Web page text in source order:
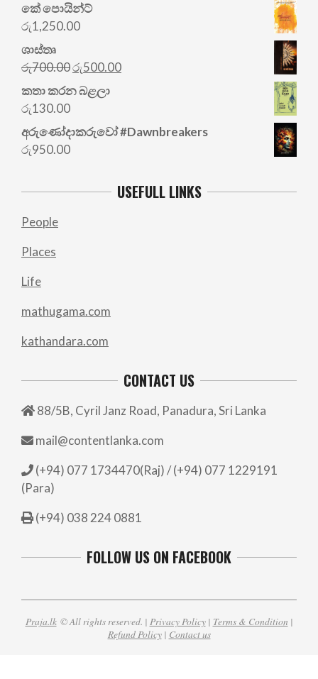
කේ පොයින්ට්
රු1,250.00
ශාස්තෘ
රු700.00Original
price
was:
රු500.00Current
කතා කරන බළලා
රු130.00
අරු‍ණෝදාකරුවෝ #Dawnbreakers
රු950.00
USEFULL LINKS
People
Places
Life
mathugama.com
kathandara.com
CONTACT US
88/5B, Cyril Janz Road, Panadura, Sri Lanka
mail@contentlanka.com
(+94) 077 1734470(Raj) / (+94) 077 1229191
(Para)
(+94) 038 224 0881
FOLLOW US ON FACEBOOK
Praja.lk© All rights reserved. | Privacy Policy| Terms & Condition |
Refund Policy| Contact us